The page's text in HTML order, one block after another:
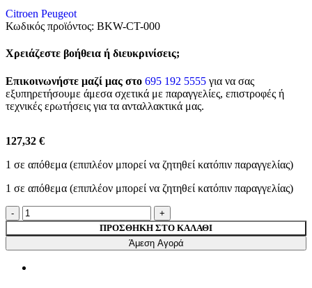
Citroen Peugeot
Κωδικός προϊόντος: BKW-CT-000
Χρειάζεστε βοήθεια ή διευκρινίσεις;
Επικοινωνήστε μαζί μας στο 695 192 5555 για να σας
εξυπηρετήσουμε άμεσα σχετικά με παραγγελίες, επιστροφές ή
τεχνικές ερωτήσεις για τα ανταλλακτικά μας.
127,32 €
1 σε απόθεμα (επιπλέον μπορεί να ζητηθεί κατόπιν παραγγελίας)
1 σε απόθεμα (επιπλέον μπορεί να ζητηθεί κατόπιν παραγγελίας)
ΠΡΟΣΘΉΚΗ ΣΤΟ ΚΑΛΆΘΙ
Άμεση Αγορά